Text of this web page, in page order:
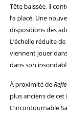
Tête baissée, il
l’a placé. Une
dispositions des
L’échelle réduite
viennent jouer
dans son
À proximité de
plus anciens de
L’incontournable